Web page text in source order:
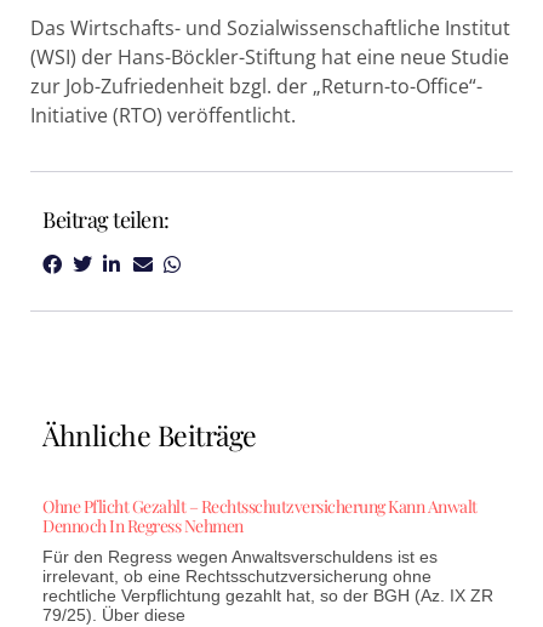
Das Wirtschafts- und Sozialwissenschaftliche Institut
(WSI) der Hans-Böckler-Stiftung hat eine neue Studie
zur Job-Zufriedenheit bzgl. der „Return-to-Office“-
Initiative (RTO) veröffentlicht.
Beitrag teilen:
Ähnliche Beiträge
Ohne Pflicht Gezahlt – Rechtsschutzversicherung Kann Anwalt
Dennoch In Regress Nehmen
Für den Regress wegen Anwaltsverschuldens ist es
irrelevant, ob eine Rechtsschutzversicherung ohne
rechtliche Verpflichtung gezahlt hat, so der BGH (Az. IX ZR
79/25). Über diese